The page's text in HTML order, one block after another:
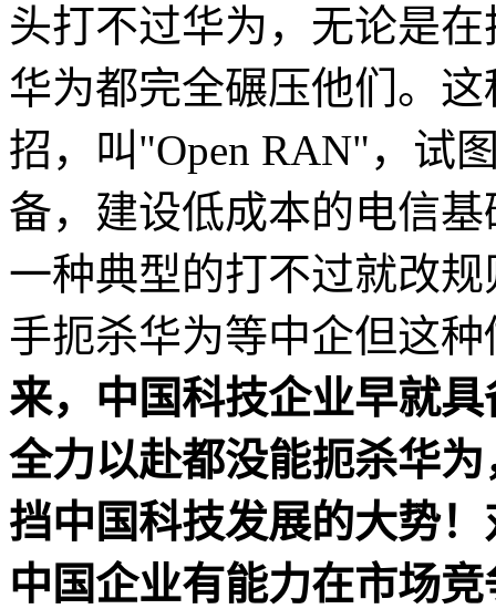
头打不过华为，无论是
华为都完全碾压他们。
招，叫"Open RAN"，试
备，建设低成本的电信
一种典型的打不过就改
手扼杀华为等中企但这
来，中国科技企业早就
全力以赴都没能扼杀华
挡中国科技发展的大势
中国企业有能力在市场